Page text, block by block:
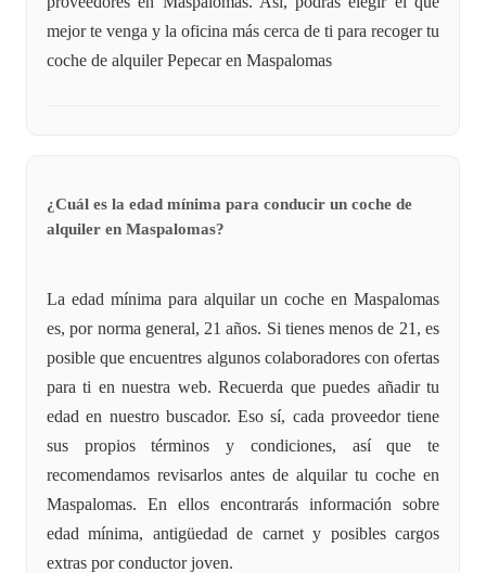
mejor te venga y la oficina más cerca de ti para recoger tu
coche de alquiler Pepecar en Maspalomas
¿Cuál es la edad mínima para conducir un coche de
alquiler en Maspalomas?
La edad mínima para alquilar un coche en Maspalomas
es, por norma general, 21 años. Si tienes menos de 21, es
posible que encuentres algunos colaboradores con ofertas
para ti en nuestra web. Recuerda que puedes añadir tu
edad en nuestro buscador. Eso sí, cada proveedor tiene
sus propios términos y condiciones, así que te
recomendamos revisarlos antes de alquilar tu coche en
Maspalomas. En ellos encontrarás información sobre
edad mínima, antigüedad de carnet y posibles cargos
extras por conductor joven.